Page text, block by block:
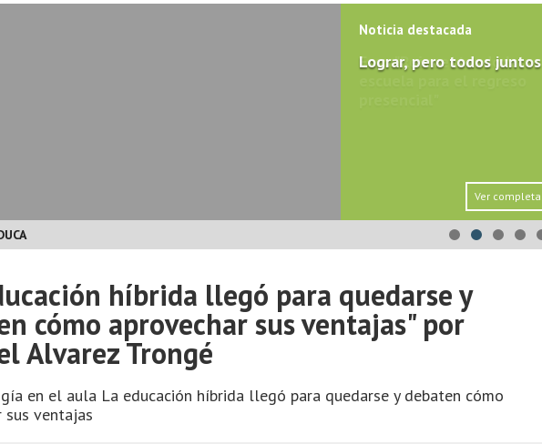
Noticia destacada
Lograr, pero todos juntos
Ver completa
híbrida llegó para quedarse y
cómo aprovechar sus ventajas" por
Alvarez Trongé
en el aula La educación híbrida llegó para quedarse y debaten cómo
sus ventajas